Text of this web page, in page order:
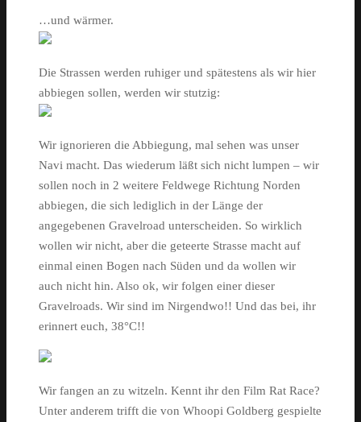
…und wärmer.
Die Strassen werden ruhiger und spätestens als wir hier
abbiegen sollen, werden wir stutzig:
Wir ignorieren die Abbiegung, mal sehen was unser
Navi macht. Das wiederum läßt sich nicht lumpen – wir
sollen noch in 2 weitere Feldwege Richtung Norden
abbiegen, die sich lediglich in der Länge der
angegebenen Gravelroad unterscheiden. So wirklich
wollen wir nicht, aber die geteerte Strasse macht auf
einmal einen Bogen nach Süden und da wollen wir
auch nicht hin. Also ok, wir folgen einer dieser
Gravelroads. Wir sind im Nirgendwo!! Und das bei, ihr
erinnert euch, 38°C!!
Wir fangen an zu witzeln. Kennt ihr den Film Rat Race?
Unter anderem trifft die von Whoopi Goldberg gespielte